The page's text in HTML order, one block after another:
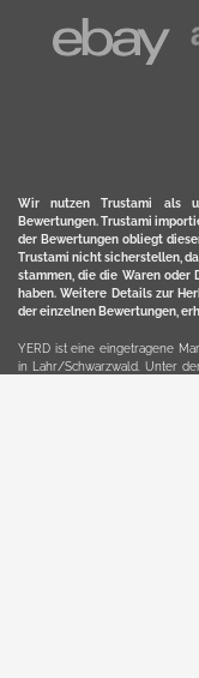
Wir nutzen Trustami als
Bewertungen. Trustami
der Bewertungen obliegt
Trustami nicht sicherstellen,
stammen, die die Waren
haben. Weitere Details zur
der einzelnen Bewertungen,
YERD ist eine eingetragene
in Lahr/Schwarzwald. Unter